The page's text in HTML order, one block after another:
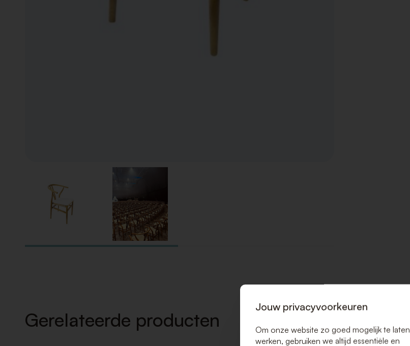
Gerelateerde producten
Jouw privacyvoorkeuren
Om onze website zo goed mogelijk te laten
werken, gebruiken we altijd essentiële en